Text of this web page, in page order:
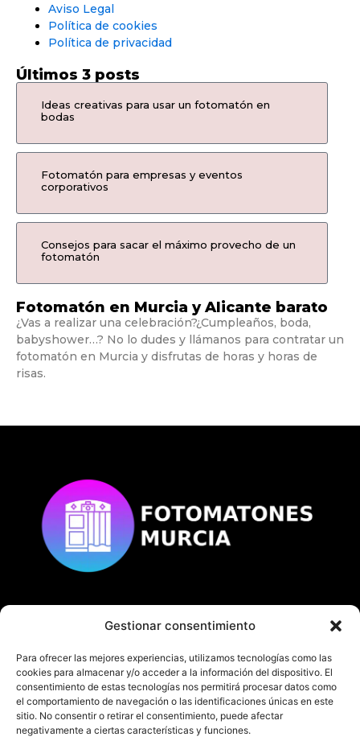
Gestionar consentimiento
Para ofrecer las mejores experiencias, utilizamos tecnologías como las
cookies para almacenar y/o acceder a la información del dispositivo. El
consentimiento de estas tecnologías nos permitirá procesar datos como
el comportamiento de navegación o las identificaciones únicas en este
sitio. No consentir o retirar el consentimiento, puede afectar
negativamente a ciertas características y funciones.
Aviso Legal
Política de cookies
Política de privacidad
Últimos 3 posts
Ideas creativas para usar un fotomatón en
bodas
Fotomatón para empresas y eventos
corporativos
Consejos para sacar el máximo provecho de un
fotomatón
Fotomatón en Murcia y Alicante barato
¿Vas a realizar una celebración?¿Cumpleaños, boda,
babyshower…? No lo dudes y llámanos para contratar un
fotomatón en Murcia y disfrutas de horas y horas de
risas.
© Copyrightfotomatonesmurcia.es
Todos los derechos reservados.
En fotomatonesmurcia.es te ofrecemos nuestro